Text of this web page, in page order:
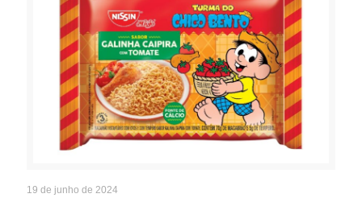
19 de junho de 2024